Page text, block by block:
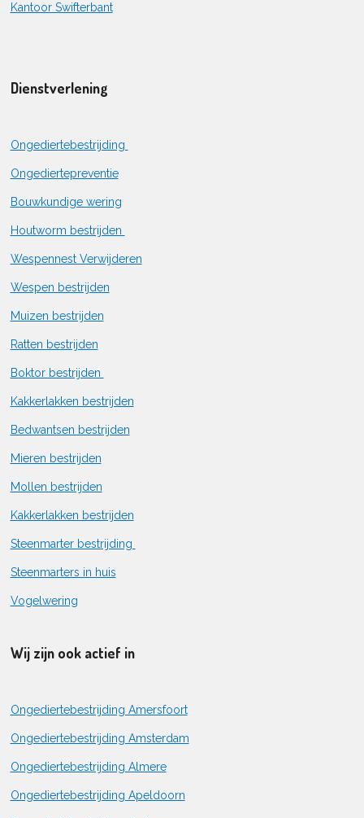
Kantoor Swifterbant
Dienstverlening
Ongediertebestrijding
Ongediertepreventie
Bouwkundige wering
Houtworm bestrijden
Wespennest Verwijderen
Wespen bestrijden
Muizen bestrijden
Ratten bestrijden
Boktor bestrijden
Kakkerlakken bestrijden
Bedwantsen bestrijden
Mieren bestrijden
Mollen bestrijden
Kakkerlakken bestrijden
Steenmarter bestrijding
Steenmarters in huis
Vogelwering
Wij zijn ook actief in
Ongediertebestrijding Amersfoort
Ongediertebestrijding Amsterdam
Ongediertebestrijding Almere
Ongediertebestrijding Apeldoorn